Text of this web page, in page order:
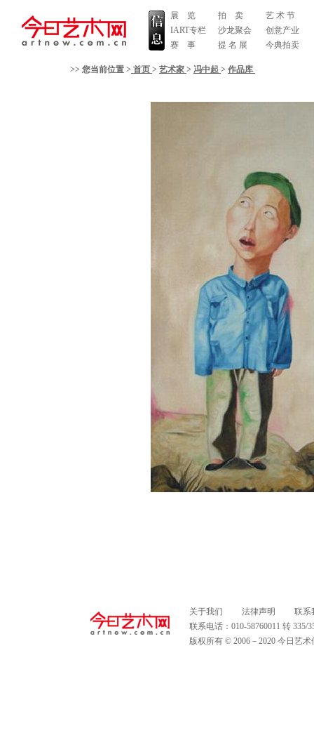
展 览
IART专栏
赛 事
拍 卖
沙龙聚会
提 名 展
艺 术 节
创意产业
今典拍卖
>> 您当前位置 > 首页 > 艺术家 > 冯中起 > 作品库
关于我们 法律声明
联系
联系电话：010-58760011 转
版权所有 © 2006－2020 今日艺